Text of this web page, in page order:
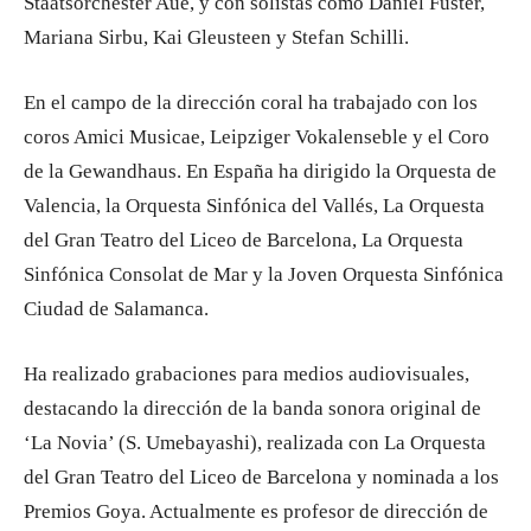
Mariana Sirbu, Kai Gleusteen y Stefan Schilli.
En el campo de la dirección coral ha trabajado con los
coros Amici Musicae, Leipziger Vokalenseble y el Coro
de la Gewandhaus. En España ha dirigido la Orquesta de
Valencia, la Orquesta Sinfónica del Vallés, La Orquesta
del Gran Teatro del Liceo de Barcelona, La Orquesta
Sinfónica Consolat de Mar y la Joven Orquesta Sinfónica
Ciudad de Salamanca.
Ha realizado grabaciones para medios audiovisuales,
destacando la dirección de la banda sonora original de
‘La Novia’ (S. Umebayashi), realizada con La Orquesta
del Gran Teatro del Liceo de Barcelona y nominada a los
Premios Goya. Actualmente es profesor de dirección de